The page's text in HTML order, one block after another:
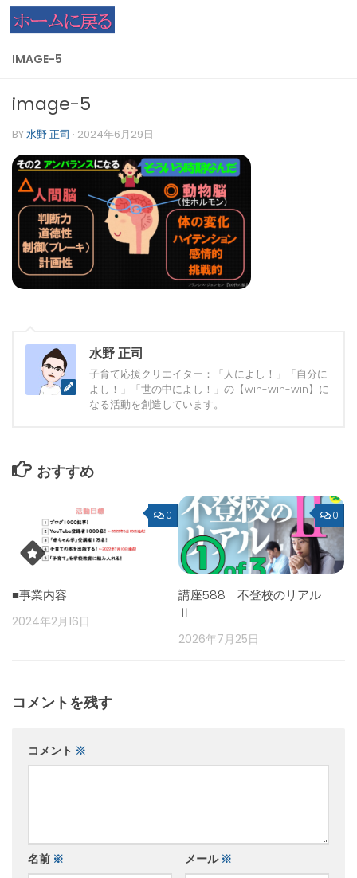
コンテンツへスキップ
IMAGE-5
image-5
BY水野 正司 · 2024年6月29日
水野 正司
子育て応援クリエイター：「人によし！」「自分に
よし！」「世の中によし！」の【win-win-win】に
なる活動を創造しています。
おすすめ
0
■事業内容
2024年2月16日
0
講座588 不登校のリアル
Ⅱ
2026年7月25日
コメントを残す
コメント ※
名前 ※ メール ※